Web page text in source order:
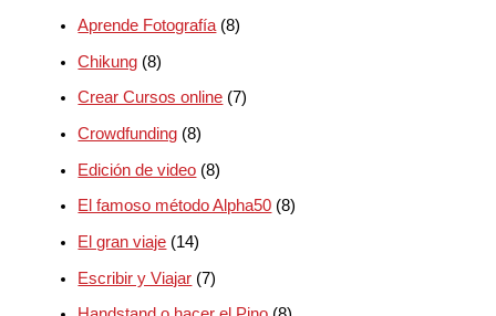
Aprende Fotografía(8)
Chikung (8)
Crear Cursos online (7)
Crowdfunding (8)
Edición de video (8)
El famoso método Alpha50 (8)
El gran viaje (14)
Escribir y Viajar (7)